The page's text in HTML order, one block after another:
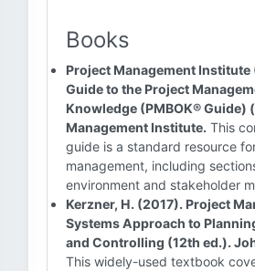
Books
Project Management Institute
Guide to the Project
Knowledge (PMBOK® Guide)
Management Institute. This
guide is a standard resource
management, including
environment and stakeholder
Kerzner, H. (2017). Project
Systems Approach to
and Controlling (12th ed.).
This widely-used textbook